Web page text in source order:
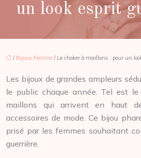
un look esprit
/ Bijoux Femme / Le choker à maillons : pour un
Les bijoux de grandes ampleurs
le public chaque année. Tel est
maillons qui arrivent en haut
accessoires de mode. Ce bijou
prisé par les femmes souhaitant
guerrière.